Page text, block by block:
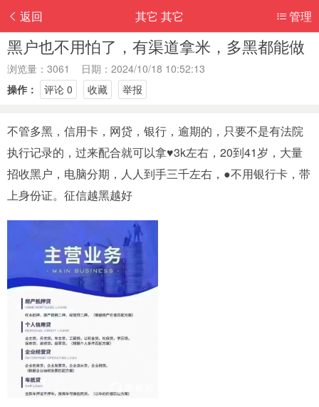
返回 管理
其它 其它
黑户也不用怕了，有渠道拿米，多黑都能做
浏览量：3061 日期：2024/10/18 10:52:13
操作：
评论 0 收藏 举报
不管多黑，信用卡，网贷，银行，逾期的，只要不是有法院
执行记录的，过来配合就可以拿♥3k左右，20到41岁，大量
招收黑户，电脑分期，人人到手三千左右，●不用银行卡，带
上身份证。征信越黑越好